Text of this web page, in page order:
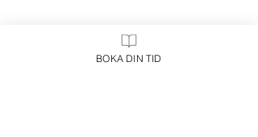
BOKA DIN TID